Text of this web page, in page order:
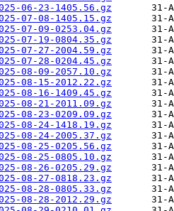
06-23-1405.56.gz
07-08-1405.15.gz
07-09-0253.04.gz
07-19-0804.35.gz
07-27-2004.59.gz
07-28-0204.45.gz
08-09-2057.10.gz
08-15-2012.22.gz
08-16-1409.45.gz
08-21-2011.09.gz
08-23-0209.09.gz
08-24-1418.19.gz
08-24-2005.37.gz
08-25-0205.56.gz
08-25-0805.10.gz
08-26-0205.29.gz
08-27-0818.23.gz
08-28-0805.33.gz
08-28-2012.29.gz